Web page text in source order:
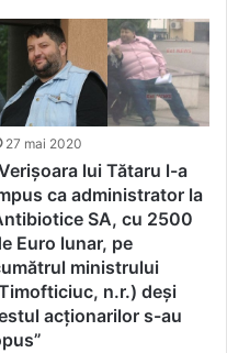
27 mai 2020
lui Tătaru l-a
ca administrator la
SA, cu 2500
Euro lunar, pe
ministrului
n.r.) deși
acționarilor s-au